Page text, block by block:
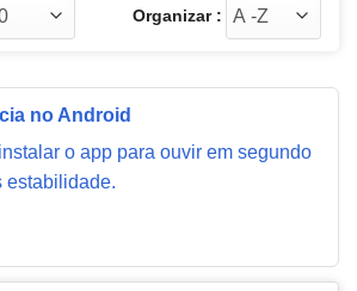
Organizar :
no Android
o app para ouvir em segundo
estabilidade.